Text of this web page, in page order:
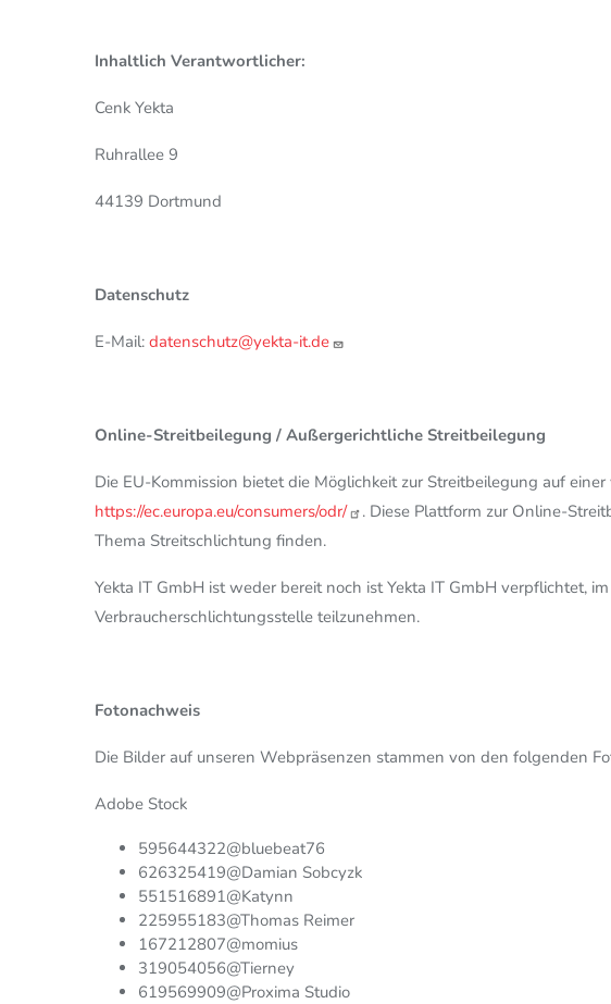
Inhaltlich Verantwortlicher:
Cenk Yekta
Ruhrallee 9
44139 Dortmund
Datenschutz
E-Mail: datenschutz@yekta-it.de
Online-Streitbeilegung / Außergerichtliche Streitbeilegung
Die EU-Kommission bietet die Möglichkeit zur Streitbeilegung auf
https://ec.europa.eu/consumers/odr/
. Diese Plattform zur Online-
Thema Streitschlichtung finden.
Yekta IT GmbH ist weder bereit noch ist Yekta IT GmbH verpflichtet,
Verbraucherschlichtungsstelle teilzunehmen.
Fotonachweis
Die Bilder auf unseren Webpräsenzen stammen von den folgenden
Adobe Stock
595644322@bluebeat76
626325419@Damian Sobcyzk
551516891@Katynn
225955183@Thomas Reimer
167212807@momius
319054056@Tierney
619569909@Proxima Studio